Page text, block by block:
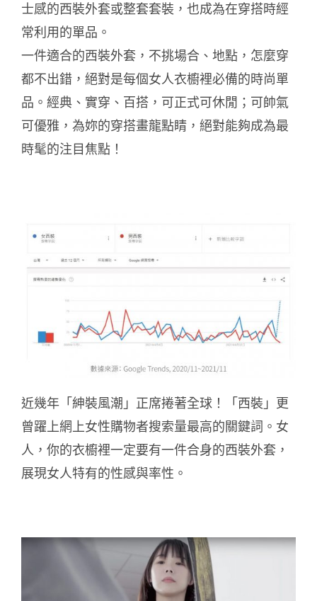
士感的西裝外套或整套套裝，也成為在穿搭時經
常利用的單品。
一件適合的西裝外套，不挑場合、地點，怎麼穿
都不出錯，絕對是每個女人衣櫥裡必備的時尚單
品。經典、實穿、百搭，可正式可休閒；可帥氣
可優雅，為妳的穿搭畫龍點睛，絕對能夠成為最
時髦的注目焦點！
近幾年「紳裝風潮」正席捲著全球！「西裝」更
曾躍上網上女性購物者搜索量最高的關鍵詞。女
人，你的衣櫥裡一定要有一件合身的西裝外套，
展現女人特有的性感與率性。